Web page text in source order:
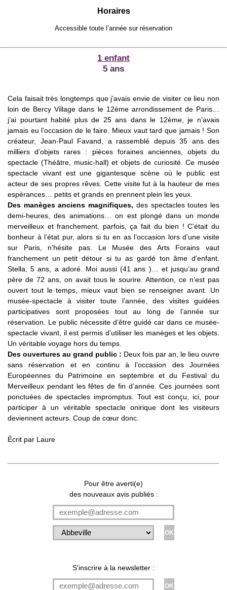
Horaires
Accessible toute l’année sur réservation
1 enfant
5 ans
Cela faisait très longtemps que j’avais envie de visiter ce lieu non
loin de Bercy Village dans le 12ème arrondissement de Paris…
j’ai pourtant habité plus de 25 ans dans le 12ème, je n’avais
jamais eu l’occasion de le faire. Mieux vaut tard que jamais ! Son
créateur, Jean-Paul Favand, a rassemblé depuis 35 ans des
milliers d’objets rares : pièces foraines anciennes, objets du
spectacle (Théâtre, music-hall) et objets de curiosité. Ce musée
spectacle vivant est une gigantesque scène où le public est
acteur de ses propres rêves. Cette visite fut à la hauteur de mes
espérances… petits et grands en prennent plein les yeux.
Des manèges anciens magnifiques, des spectacles toutes les
demi-heures, des animations… on est plongé dans un monde
merveilleux et franchement, parfois, ça fait du bien ! C’était du
bonheur à l’état pur, alors si tu en as l’occasion lors d’une visite
sur Paris, n’hésite pas. Le Musée des Arts Forains vaut
franchement un petit détour si tu as gardé ton âme d’enfant.
Stella, 5 ans, a adoré. Moi aussi (41 ans )… et jusqu’au grand
père de 72 ans, on avait tous le sourire. Attention, ce n’est pas
ouvert tout le temps, mieux vaut bien se renseigner avant. Un
musée-spectacle à visiter toute l’année, des visites guidées
participatives sont proposées tout au long de l’année sur
réservation. Le public nécessite d’être guidé car dans ce musée-
spectacle vivant, il est permis d’utiliser les manèges et les objets.
Un véritable voyage hors du temps.
Des ouvertures au grand public : Deux fois par an, le lieu ouvre
sans réservation et en continu à l’occasion des Journées
Européennes du Patrimoine en septembre et du Festival du
Merveilleux pendant les fêtes de fin d’année. Ces journées sont
ponctuées de spectacles impromptus. Tout est conçu, ici, pour
participer à un véritable spectacle onirique dont les visiteurs
deviennent acteurs. Coup de cœur donc.
Écrit par Laure
Pour être averti(e)
des nouveaux avis publiés :
S'inscrire à la newsletter :